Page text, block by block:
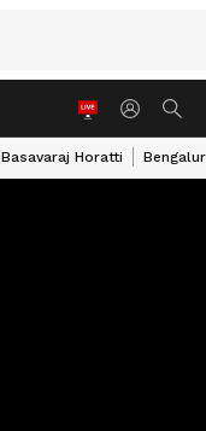
Basavaraj Horatti